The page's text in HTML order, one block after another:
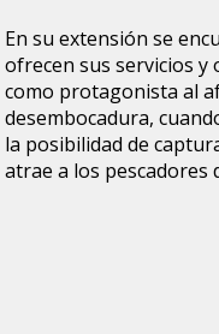
En su extensión se
ofrecen sus servicios
como protagonista al
desembocadura,
la posibilidad de
atrae a los pescadores